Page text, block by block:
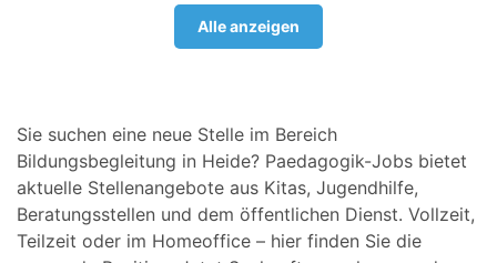
Alle anzeigen
Sie suchen eine neue Stelle im Bereich
Bildungsbegleitung in Heide? Paedagogik-Jobs bietet
aktuelle Stellenangebote aus Kitas, Jugendhilfe,
Beratungsstellen und dem öffentlichen Dienst. Vollzeit,
Teilzeit oder im Homeoffice – hier finden Sie die